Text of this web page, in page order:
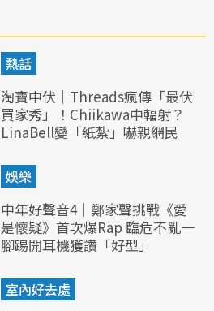
熱話
淘寶中伏｜Threads瘋傳「最伏
買家秀」！Chiikawa中輻射？
LinaBell變「紙紮」嚇親網民
娛樂
中年好聲音4｜鄭家聲挑戰《愛
是懷疑》首次爆Rap 臨危不亂一
腳踢開耳機獲讚「好型」
室內好去處